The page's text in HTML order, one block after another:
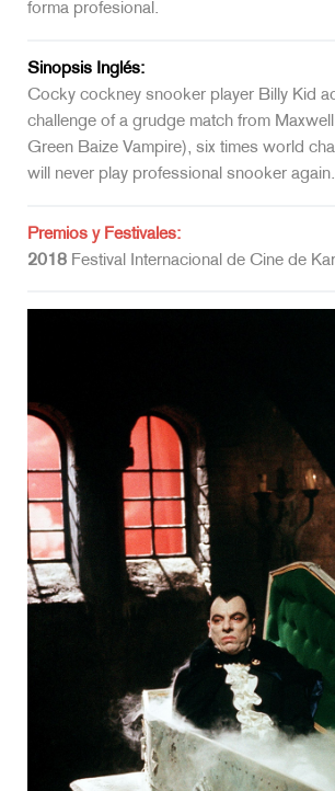
forma profesional.
Sinopsis Inglés:
Cocky cockney snooker player Billy Kid
challenge of a grudge match from
Green Baize Vampire), six times world
will never play professional snooker again.
Premios y Festivales:
2018 Festival Internacional de Cine de